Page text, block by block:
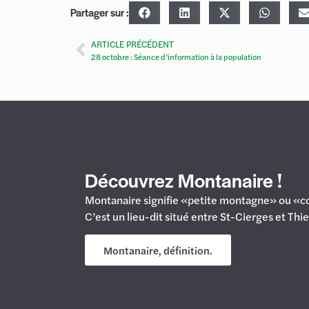
Partager sur :
ARTICLE PRÉCÉDENT
28 octobre : Séance d’information à la population
Découvrez Montanaire !
Montanaire signifie «petite montagne» ou
C’est un lieu-dit situé entre St-Cierges et
Montanaire, définition.